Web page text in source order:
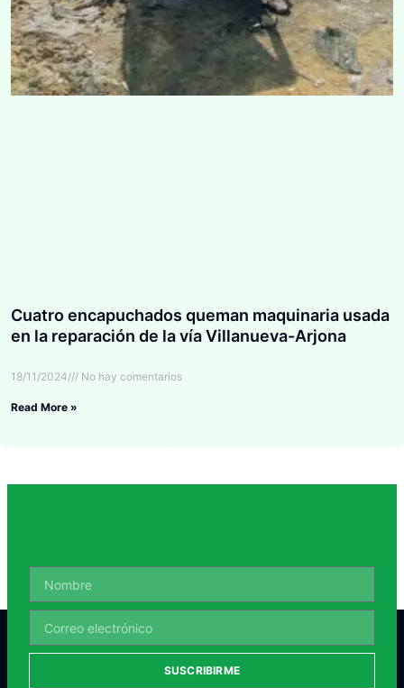
Cuatro encapuchados queman maquinaria usada
en la reparación de la vía Villanueva-Arjona
18/11/2024 No hay comentarios
Read More »
SUSCRIBIRME